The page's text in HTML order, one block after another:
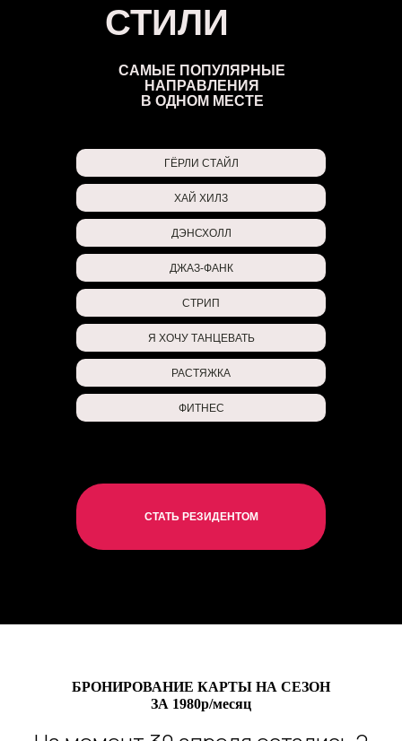
СТИЛИ
САМЫЕ ПОПУЛЯРНЫЕ
НАПРАВЛЕНИЯ
В ОДНОМ МЕСТЕ
РАСТЯЖКА
ДЭНСХОЛЛ
Я ХОЧУ ТАНЦЕВАТЬ
ГЁРЛИ СТАЙЛ
СТРИП
ФИТНЕС
ХАЙ ХИЛЗ
ДЖАЗ-ФАНК
СТАТЬ РЕЗИДЕНТОМ
БРОНИРОВАНИЕ КАРТЫ НА СЕЗОН
ЗА 1980р/месяц